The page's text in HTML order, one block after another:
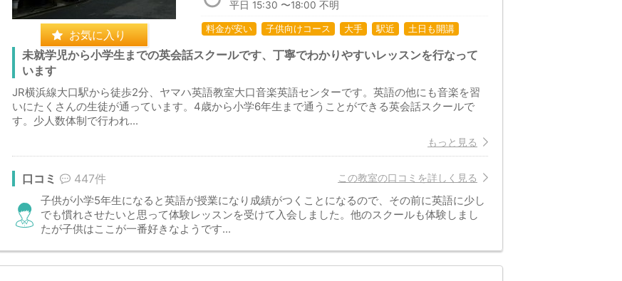
お気に入り
平日 15:30 〜18:00 不明
料金が安い 子供向けコース 大手 駅近 土日も開講
未就学児から小学生までの英会話スクールです、丁寧でわかりやすいレッスンを行なって
います
JR横浜線大口駅から徒歩2分、ヤマハ英語教室大口音楽英語センターです。英語の他にも音楽を習
いにたくさんの生徒が通っています。4歳から小学6年生まで通うことができる英会話スクールで
す。少人数体制で行われ...
もっと見る
この教室の口コミを詳しく見る
口コミ 447件
子供が小学5年生になると英語が授業になり成績がつくことになるので、その前に英語に少し
でも慣れさせたいと思って体験レッスンを受けて入会しました。他のスクールも体験しまし
たが子供はここが一番好きなようです...